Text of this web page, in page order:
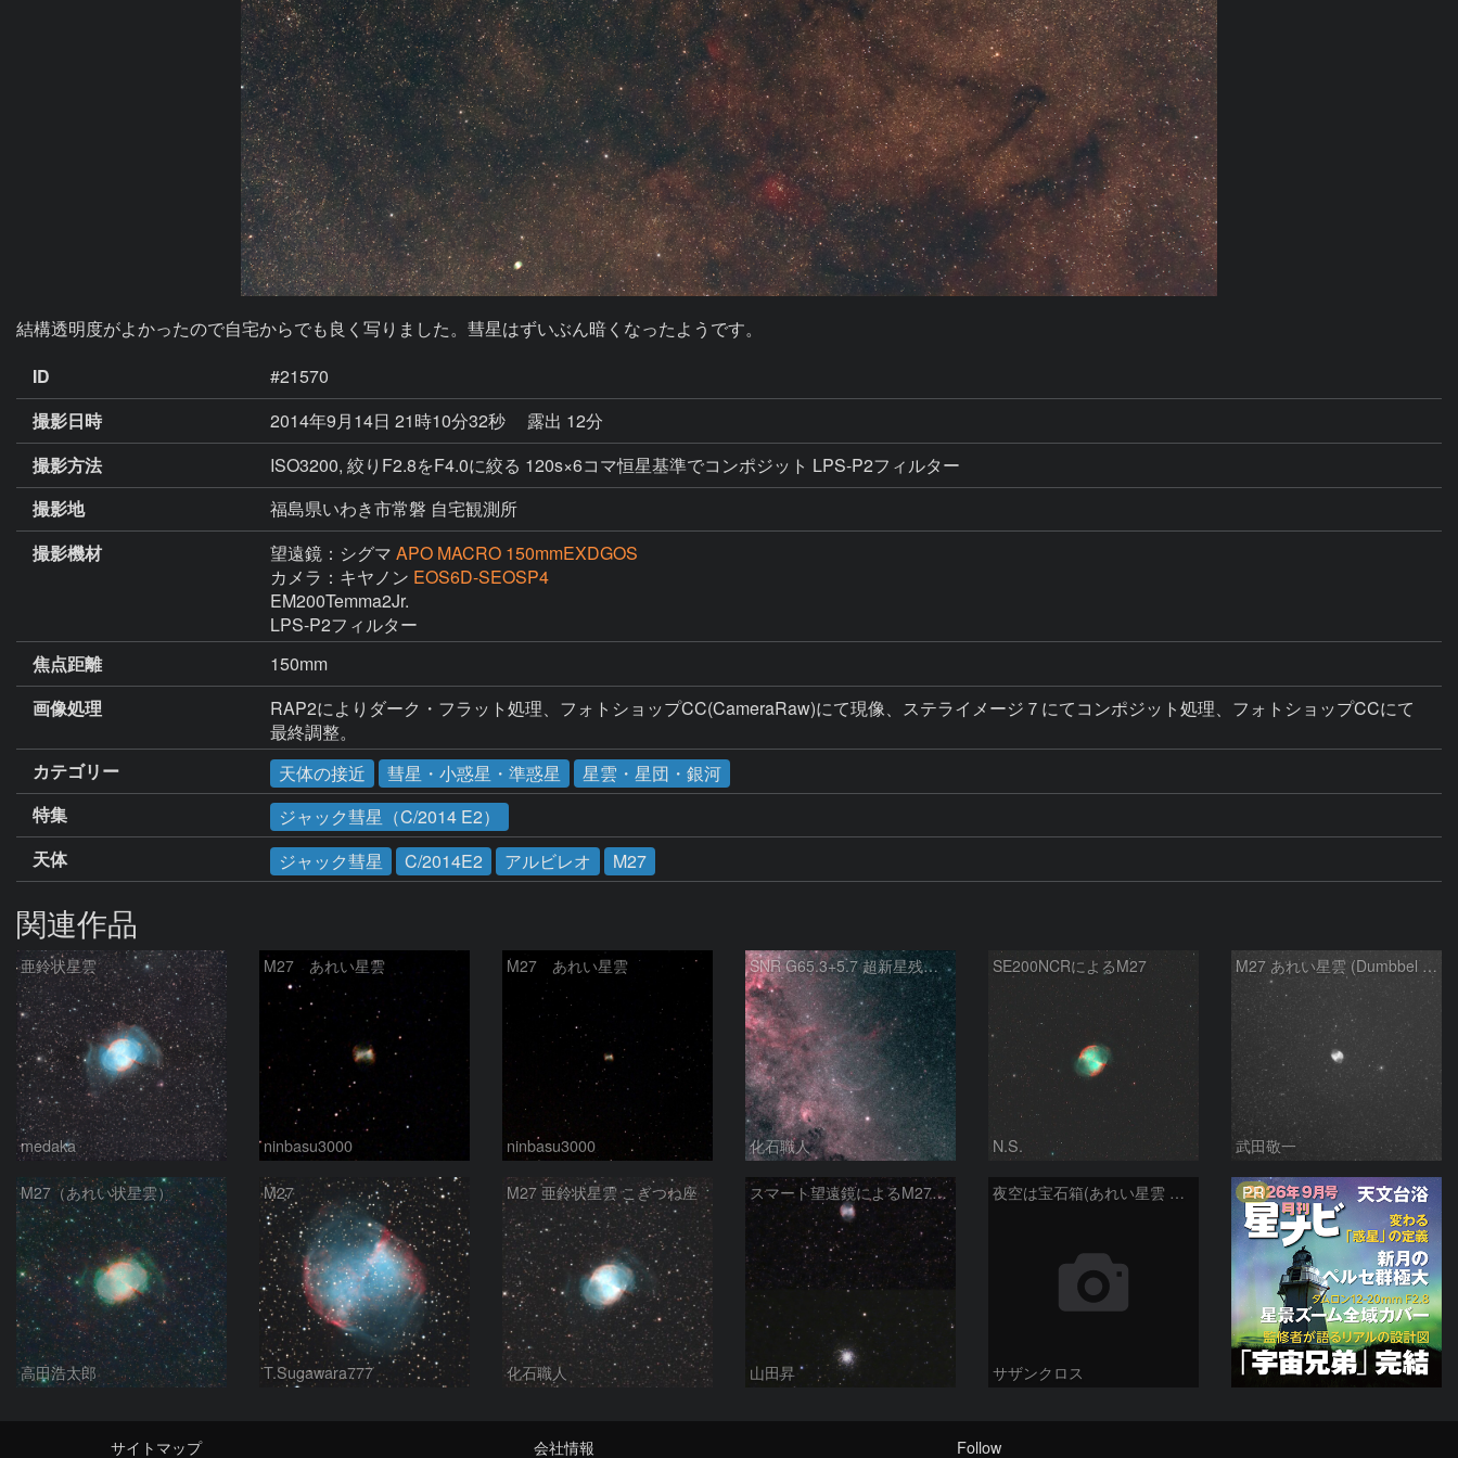
結構透明度がよかったので自宅からでも良く写りました。彗星はずいぶん暗くなったようです。
ID
#21570
撮影日時
2014年9月14日 21時10分32秒
露出 12分
撮影方法
ISO3200, 絞りF2.8をF4.0に絞る 120s×6コマ恒星基準でコンポジット LPS-P2フィルター
撮影地
福島県いわき市常磐 自宅観測所
撮影機材
望遠鏡：シグマ APO MACRO 150mmEXDGOS
カメラ：キヤノン EOS6D-SEOSP4
EM200Temma2Jr.
焦点距離
150mm
画像処理
RAP2によりダーク・フラット処理、フォトショップCC(CameraRaw)にて現像、ステライメージ７にてコンポジット処理、フォトショップCCにて
最終調整。
カテゴリー
天体の接近 彗星・小惑星・準惑星
星雲・星団・銀河
特集
ジャック彗星（C/2014 E2）
天体
ジャック彗星 C/2014E2 アルビレオ M27
関連作品
亜鈴状星雲
medaka
M27 あれい星雲
ninbasu3000
M27 あれい星雲
ninbasu3000
SNR G65.3+5.7 超新星残骸 アルビレオ周辺 はくちょう座
化石職人
SE200NCRによるM27
N.S.
M27 あれい星雲 (Dumbbel Nebura/Apple Core Nebula)
武田敬一
M27（あれい状星雲）
高田浩太郎
M27
T.Sugawara777
M27 亜鈴状星雲 こぎつね座
化石職人
スマート望遠鏡によるM27とM13
山田昇
夜空は宝石箱(あれい星雲 M27) Seestar50
サザンクロス
PR
サイトマップ 会社情報 Follow